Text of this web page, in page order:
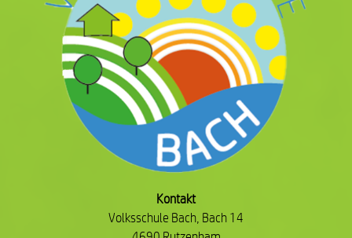
Kontakt
Volksschule Bach, Bach 14